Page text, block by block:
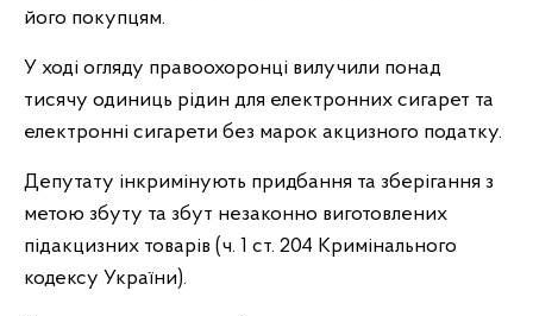
його покупцям.
У ході огляду правоохоронці вилучили понад
тисячу одиниць рідин для електронних сигарет та
електронні сигарети без марок акцизного податку.
Депутату інкримінують придбання та зберігання з
метою збуту та збут незаконно виготовлених
підакцизних товарів (ч. 1 ст. 204 Кримінального
кодексу України).